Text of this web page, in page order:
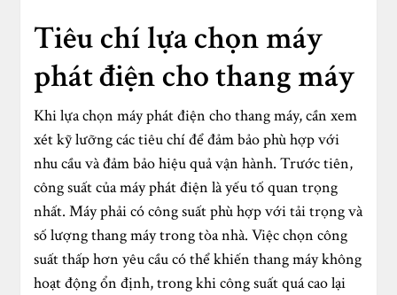
Tiêu chí lựa chọn máy
phát điện cho thang máy
Khi lựa chọn máy phát điện cho thang máy, cần xem
xét kỹ lưỡng các tiêu chí để đảm bảo phù hợp với
nhu cầu và đảm bảo hiệu quả vận hành. Trước tiên,
công suất của máy phát điện là yếu tố quan trọng
nhất. Máy phải có công suất phù hợp với tải trọng và
số lượng thang máy trong tòa nhà. Việc chọn công
suất thấp hơn yêu cầu có thể khiến thang máy không
hoạt động ổn định, trong khi công suất quá cao lại